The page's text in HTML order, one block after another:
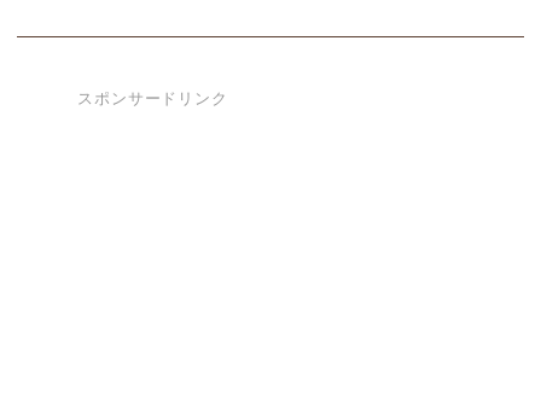
スポンサードリンク